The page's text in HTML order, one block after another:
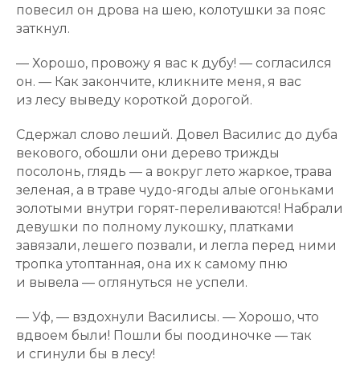
повесил он дрова на шею, колотушки за пояс
заткнул.
— Хорошо, провожу я вас к дубу! — согласился
он. — Как закончите, кликните меня, я вас
из лесу выведу короткой дорогой.
Сдержал слово леший. Довел Василис до дуба
векового, обошли они дерево трижды
посолонь, глядь — а вокруг лето жаркое, трава
зеленая, а в траве чудо-ягоды алые огоньками
золотыми внутри горят-переливаются! Набрали
девушки по полному лукошку, платками
завязали, лешего позвали, и легла перед ними
тропка утоптанная, она их к самому пню
и вывела — оглянуться не успели.
— Уф, — вздохнули Василисы. — Хорошо, что
вдвоем были! Пошли бы поодиночке — так
и сгинули бы в лесу!